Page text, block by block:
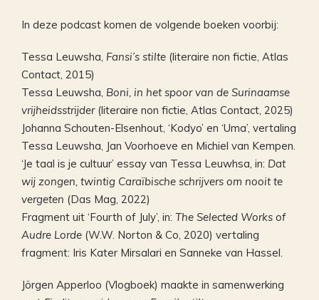
In deze podcast komen de volgende boeken voorbij:
Tessa Leuwsha, Fansi’s stilte (literaire non fictie, Atlas
Contact, 2015)
Tessa Leuwsha, Boni, in het spoor van de Surinaamse
vrijheidsstrijder(literaire non fictie, Atlas Contact, 2025)
Johanna Schouten-Elsenhout, ‘Kodyo’ en ‘Uma’, vertaling
Tessa Leuwsha, Jan Voorhoeve en Michiel van Kempen.
‘Je taal is je cultuur’ essay van Tessa Leuwhsa, in: Dat
wij zongen, twintig Caraïbische schrijvers om nooit te
vergeten (Das Mag, 2022)
Fragment uit ‘Fourth of July’, in: The Selected Works of
Audre Lorde (W.W. Norton & Co, 2020) vertaling
fragment: Iris Kater Mirsalari en Sanneke van Hassel.
Jörgen Apperloo (Vlogboek) maakte in samenwerking